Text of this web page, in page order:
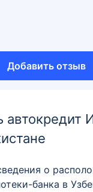
Добавить отзыв
автокредит
о
банка в